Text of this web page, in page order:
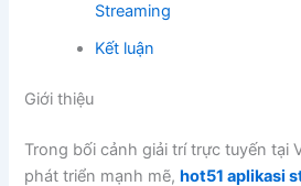
Streaming
Kết luận
Giới thiệu
Trong bối cảnh giải trí trực tuyến tại
phát triển mạnh mẽ,hot51 aplikasi